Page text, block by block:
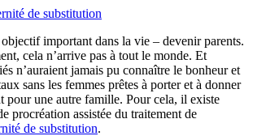
de substitution
important dans la vie – devenir parents.
cela n’arrive pas à tout le monde. Et
n’auraient jamais pu connaître le bonheur et
sans les femmes prêtes à porter et à donner
pour une autre famille. Pour cela, il existe
procréation assistée du traitement de
de substitution.